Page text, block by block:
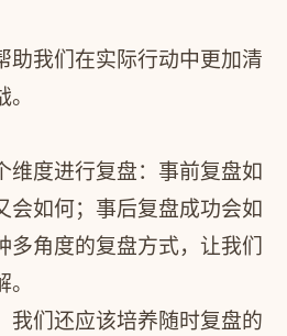
助我们在实际行动中更加清
维度进行复盘：事前复盘如
会如何；事后复盘成功会如
多角度的复盘方式，让我们
我们还应该培养随时复盘的